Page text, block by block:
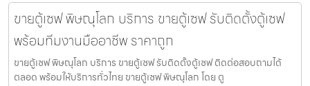
ขายตู้เซฟ พิษณุโลก บริการ ขายตู้เซฟ รับติดตั้งตู้เซฟ
พร้อมทีมงานมืออาชีพ ราคาถูก
ขายตู้เซฟ พิษณุโลก บริการ ขายตู้เซฟ รับติดตั้งตู้เซฟ ติดต่อสอบถามได้
ตลอด พร้อมให้บริการทั่วไทย ขายตู้เซฟ พิษณุโลก โดย ตู